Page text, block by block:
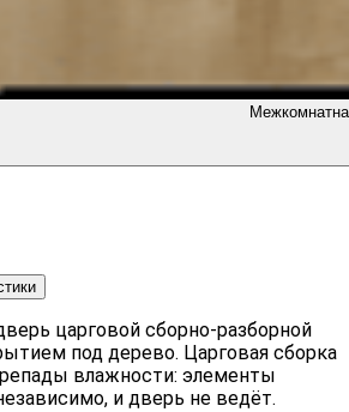
царговой сборно-разборной
под дерево. Царговая сборка
влажности: элементы
и дверь не ведёт.